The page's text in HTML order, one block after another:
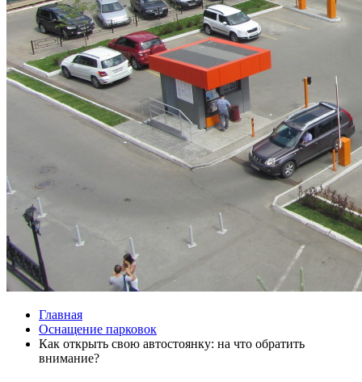
Главная
Оснащение парковок
Как открыть свою автостоянку: на что обратить
внимание?